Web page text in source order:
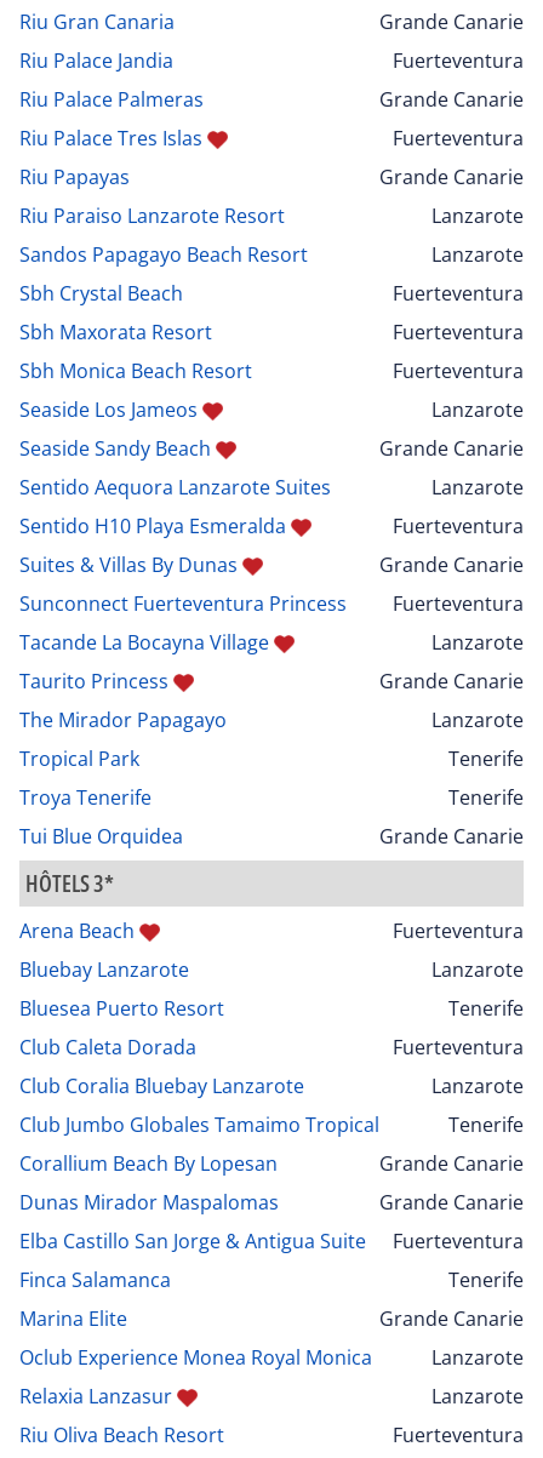
Riu Gran Canaria
Grande Canarie
Riu Palace Jandia
Fuerteventura
Riu Palace Palmeras
Grande Canarie
Riu Palace Tres Islas
Fuerteventura
Riu Papayas
Grande Canarie
Riu Paraiso Lanzarote Resort
Lanzarote
Sandos Papagayo Beach Resort
Lanzarote
Sbh Crystal Beach
Fuerteventura
Sbh Maxorata Resort
Fuerteventura
Sbh Monica Beach Resort
Fuerteventura
Seaside Los Jameos
Lanzarote
Seaside Sandy Beach
Grande Canarie
Sentido Aequora Lanzarote Suites
Lanzarote
Sentido H10 Playa Esmeralda
Fuerteventura
Suites & Villas By Dunas
Grande Canarie
Sunconnect Fuerteventura Princess
Fuerteventura
Tacande La Bocayna Village
Lanzarote
Taurito Princess
Grande Canarie
The Mirador Papagayo
Lanzarote
Tropical Park
Tenerife
Troya Tenerife
Tenerife
Tui Blue Orquidea
Grande Canarie
HÔTELS 3*
Arena Beach
Fuerteventura
Bluebay Lanzarote
Lanzarote
Bluesea Puerto Resort
Tenerife
Club Caleta Dorada
Fuerteventura
Club Coralia Bluebay Lanzarote
Lanzarote
Club Jumbo Globales Tamaimo Tropical
Tenerife
Corallium Beach By Lopesan
Grande Canarie
Dunas Mirador Maspalomas
Grande Canarie
Elba Castillo San Jorge & Antigua Suite
Fuerteventura
Finca Salamanca
Tenerife
Marina Elite
Grande Canarie
Oclub Experience Monea Royal Monica
Lanzarote
Relaxia Lanzasur
Lanzarote
Riu Oliva Beach Resort
Fuerteventura